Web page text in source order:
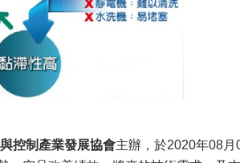
控制產業發展協會主辦，於2020年08月